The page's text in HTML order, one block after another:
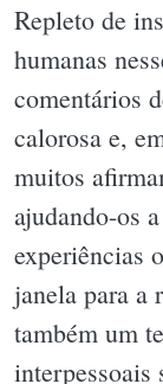
Repleto de
humanas
comentários
calorosa e,
muitos
ajudando-os
experiências
janela para a
também um
interpessoais